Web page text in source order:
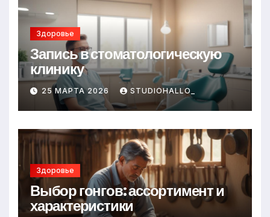
Здоровье
Запись в стоматологическую
клинику
25 МАРТА 2026 STUDIOHALLO_
Здоровье
Выбор гонгов: ассортимент и
характеристики